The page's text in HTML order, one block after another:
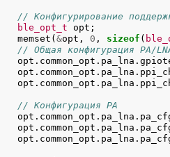
// Конфигурирование
ble_opt_t opt;
   memset(
&opt, 0 , sizeof (
// Общая конфигурация PA/
// Конфигурация PA